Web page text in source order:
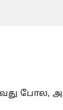
போல,